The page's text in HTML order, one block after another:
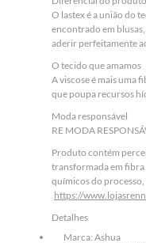
O lastex é a união do
encontrado em
aderir perfeitamente
O tecido que amamos
A viscose é mais uma
que poupa recursos
Moda responsável
RE MODA
Produto contém
transformada em
químicos do
https://
Detalhes
Marca: Ashua